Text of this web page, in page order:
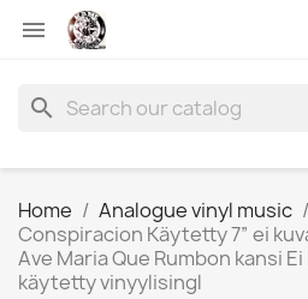

search
Home Analogue vinyl music
Conspiracion Käytetty 7” ei
Ave Maria Que Rumbon kansi
käytetty vinyylisingl